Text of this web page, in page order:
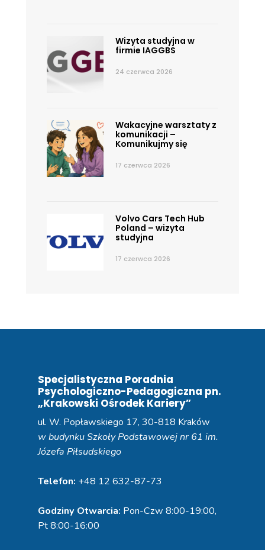
Wizyta studyjna w
firmie IAGGBS
24 czerwca 2026
Wakacyjne warsztaty z
komunikacji –
Komunikujmy się
17 czerwca 2026
Volvo Cars Tech Hub
Poland – wizyta
studyjna
17 czerwca 2026
Specjalistyczna Poradnia
Psychologiczno-Pedagogiczna pn.
„Krakowski Ośrodek Kariery”
ul. W. Popławskiego 17, 30-818 Kraków
w budynku Szkoły Podstawowej nr 61 im.
Józefa Piłsudskiego
Telefon: +48 12 632-87-73
Godziny Otwarcia: Pon-Czw 8:00-19:00,
Pt 8:00-16:00